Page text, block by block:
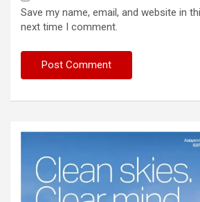
Save my name, email, and website in
next time I comment.